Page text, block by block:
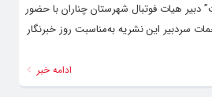
هیات فوتبال شهرستان چناران با حضور
سردبیر این نشریه به‌مناسبت روز خبرنگار
ادامه خبر